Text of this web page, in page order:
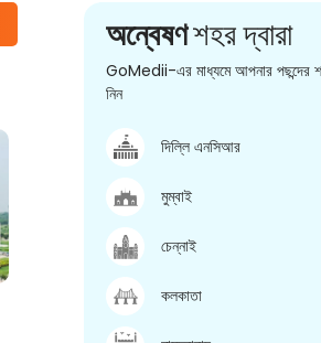
অন্বেষণশহর দ্বারা
GoMedii-এর মাধ্যমে আপনার পছন্দের
নিন
দিল্লি এনসিআর
মুম্বাই
চেন্নাই
কলকাতা